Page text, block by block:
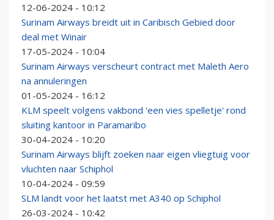
12-06-2024 - 10:12
Surinam Airways breidt uit in Caribisch Gebied door
deal met Winair
17-05-2024 - 10:04
Surinam Airways verscheurt contract met Maleth Aero
na annuleringen
01-05-2024 - 16:12
KLM speelt volgens vakbond 'een vies spelletje' rond
sluiting kantoor in Paramaribo
30-04-2024 - 10:20
Surinam Airways blijft zoeken naar eigen vliegtuig voor
vluchten naar Schiphol
10-04-2024 - 09:59
SLM landt voor het laatst met A340 op Schiphol
26-03-2024 - 10:42